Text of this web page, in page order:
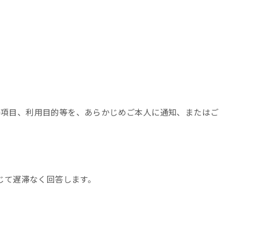
目、利用目的等を、あらかじめご本人に通知、またはご
遅滞なく回答します。